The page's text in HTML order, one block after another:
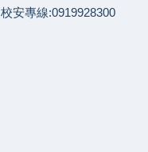
校安專線:0919928300